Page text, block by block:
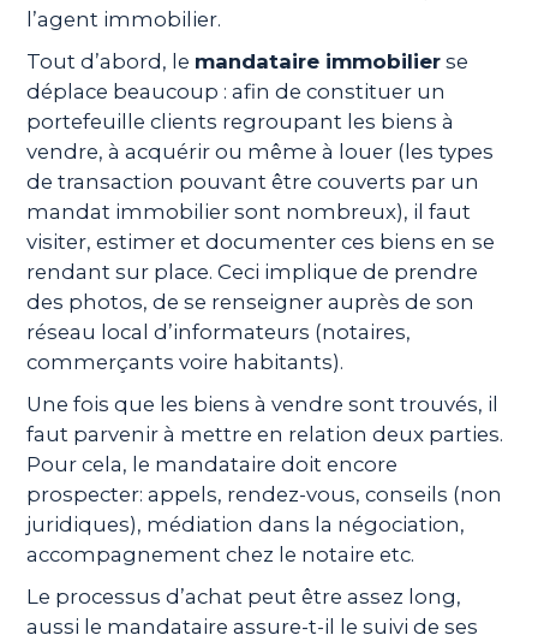
l’agent immobilier.
Tout d’abord, le mandataire immobilier se
déplace beaucoup : afin de constituer un
portefeuille clients regroupant les biens à
vendre, à acquérir ou même à louer (les types
de transaction pouvant être couverts par un
mandat immobilier sont nombreux), il faut
visiter, estimer et documenter ces biens en se
rendant sur place. Ceci implique de prendre
des photos, de se renseigner auprès de son
réseau local d’informateurs (notaires,
commerçants voire habitants).
Une fois que les biens à vendre sont trouvés, il
faut parvenir à mettre en relation deux parties.
Pour cela, le mandataire doit encore
prospecter: appels, rendez-vous, conseils (non
juridiques), médiation dans la négociation,
accompagnement chez le notaire etc.
Le processus d’achat peut être assez long,
aussi le mandataire assure-t-il le suivi de ses